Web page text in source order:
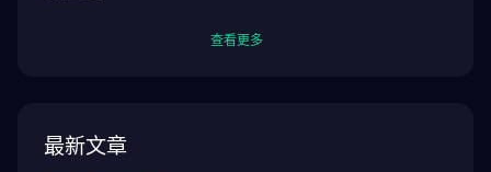
查看更多
最新文章